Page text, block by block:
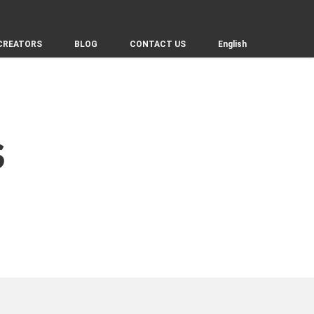
BLOG CONTACT US English
BLOG CONTACT US English